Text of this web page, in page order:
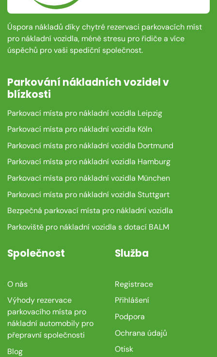
Úspora nákladů díky chytré rezervaci parkovacích míst
pro nákladní vozidla, méně stresu pro řidiče a více
úspěchů pro vaši spediční společnost.
Parkování nákladních vozidel v
blízkosti
Parkovací místa pro nákladní vozidla Leipzig
Parkovací místa pro nákladní vozidla Köln
Parkovací místa pro nákladní vozidla Dortmund
Parkovací místa pro nákladní vozidla Hamburg
Parkovací místa pro nákladní vozidla München
Parkovací místa pro nákladní vozidla Stuttgart
Bezpečná parkovací místa pro nákladní vozidla
Parkoviště pro nákladní vozidla s dotací BALM
Společnost
O nás
Výhody rezervace
parkovacího místa pro
nákladní automobily pro
přepravní společnosti
Blog
Služba
Registrace
Přihlášení
Podpora
Ochrana údajů
Otisk